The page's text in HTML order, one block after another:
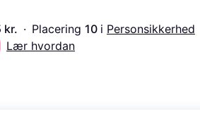
kr. · Placering 10 i Personsikkerhed
Lær hvordan